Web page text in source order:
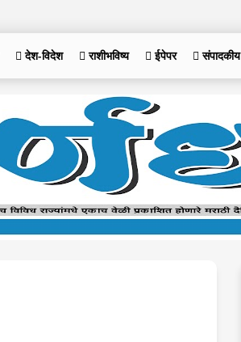
 देश-विदेश  राशीभविष्य  ईपेपर  संपादकीय